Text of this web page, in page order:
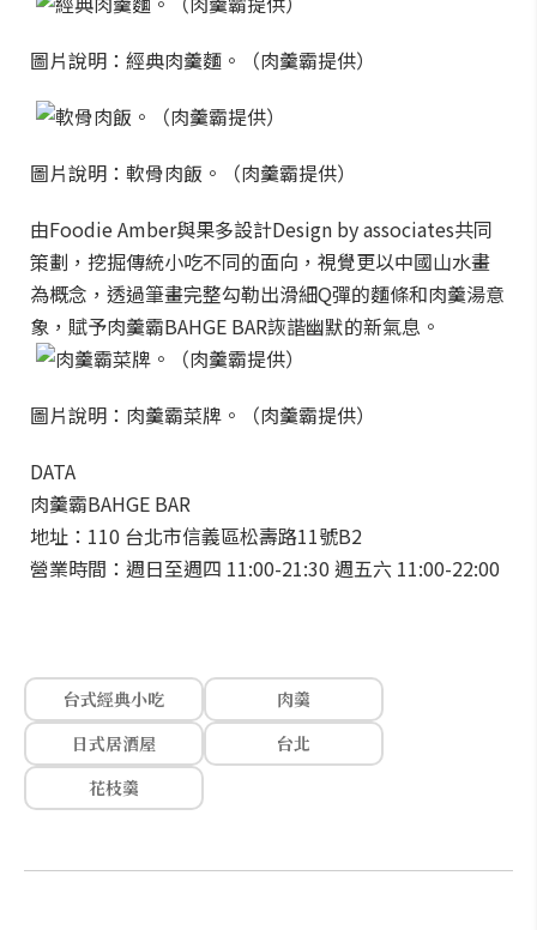
圖片說明：經典肉羹麵。（肉羹霸提供）
圖片說明：軟骨肉飯。（肉羹霸提供）
由Foodie Amber與果多設計Design by associates共同
策劃，挖掘傳統小吃不同的面向，視覺更以中國山水畫
為概念，透過筆畫完整勾勒出滑細Q彈的麵條和肉羹湯意
象，賦予肉羹霸BAHGE BAR詼諧幽默的新氣息。
圖片說明：肉羹霸菜牌。（肉羹霸提供）
DATA
肉羹霸BAHGE BAR
地址：110 台北市信義區松壽路11號B2
營業時間：週日至週四 11:00-21:30 週五六 11:00-22:00
台式經典小吃
肉羹
日式居酒屋
台北
花枝羹